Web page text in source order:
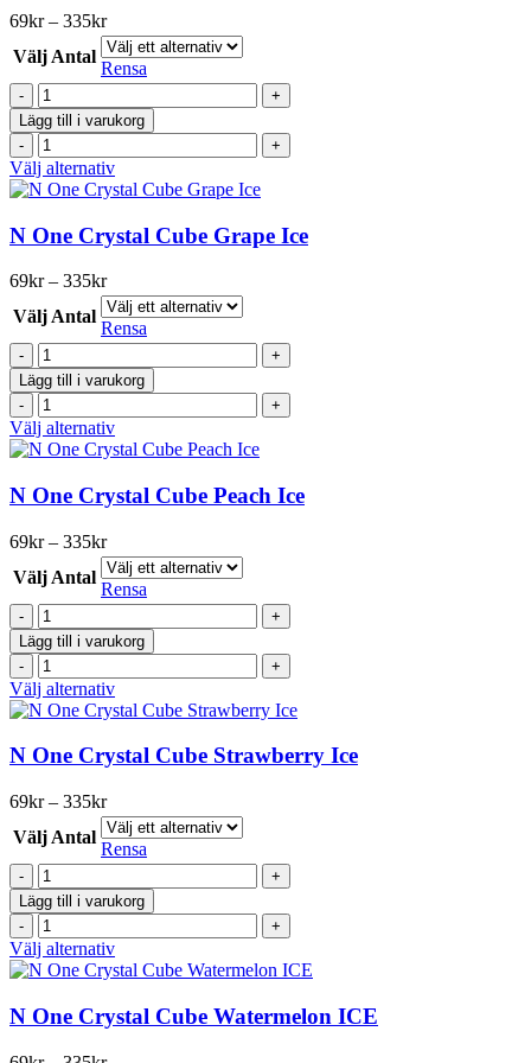
De
olika
alternativen
väljas
på
produktsidan
69kr – 335krPrisintervall:
69kr
till
335kr
Välj Antal
Rensa
N
One
Crystal
Cube
Fizzy
Cherry
Lägg till i varukorg
N
One
Crystal
Fizzy
Cherry
mängd
Välj alternativDen
här
har
flera
De
olika
alternativen
väljas
produktsidan
N One Crystal Cube Grape Ice
69kr – 335krPrisintervall:
69kr
till
335kr
Välj Antal
Rensa
N
One
Crystal
Cube
Grape
Ice
Lägg till i varukorg
N
One
Crystal
Grape
Ice
Välj alternativDen
här
har
flera
De
olika
alternativen
väljas
på
produktsidan
N One Crystal Cube Peach Ice
69kr – 335krPrisintervall:
69kr
till
335kr
Välj Antal
Rensa
N
One
Crystal
Cube
Peach
Ice
Lägg till i varukorg
N
One
Crystal
Peach
Ice
mängd
Välj alternativDen
här
har
De
olika
alternativen
väljas
produktsidan
N One Crystal Cube Strawberry Ice
69kr – 335krPrisintervall:
69kr
till
335kr
Välj Antal
Rensa
N
One
Crystal
Cube
Strawberry
Ice
Lägg till i varukorg
N
One
Crystal
Strawberry
Ice
Välj alternativDen
här
har
flera
N One Crystal Cube Watermelon ICE